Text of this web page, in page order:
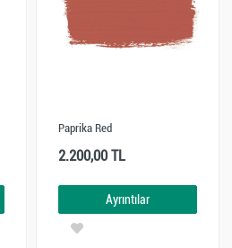
Paprika Red
2.200,00 TL
Ayrıntılar